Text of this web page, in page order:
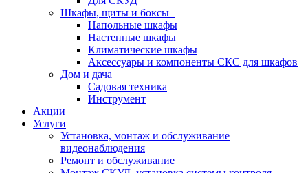
Шкафы, щиты и боксы
Напольные шкафы
Настенные шкафы
Климатические шкафы
Аксессуары и компоненты СКС для шкафов
Дом и дача
Садовая техника
Инструмент
Акции
Услуги
Установка, монтаж и обслуживание
видеонаблюдения
Ремонт и обслуживание